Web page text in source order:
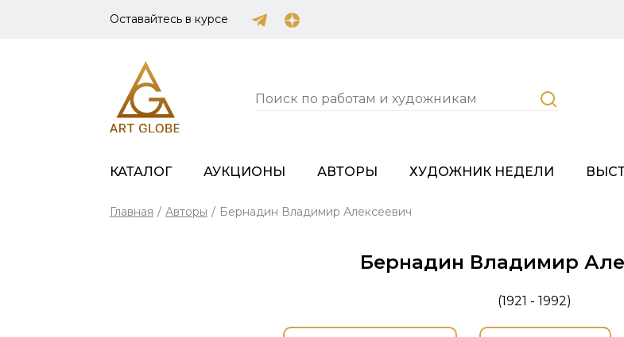
Оставайтесь в курсе
КАТАЛОГ АУКЦИОНЫ АВТОРЫ ХУДОЖНИК НЕДЕЛИ
Главная / Авторы / Бернадин Владимир Алексеевич
Бернадин Владимир
(1921 - 1992)